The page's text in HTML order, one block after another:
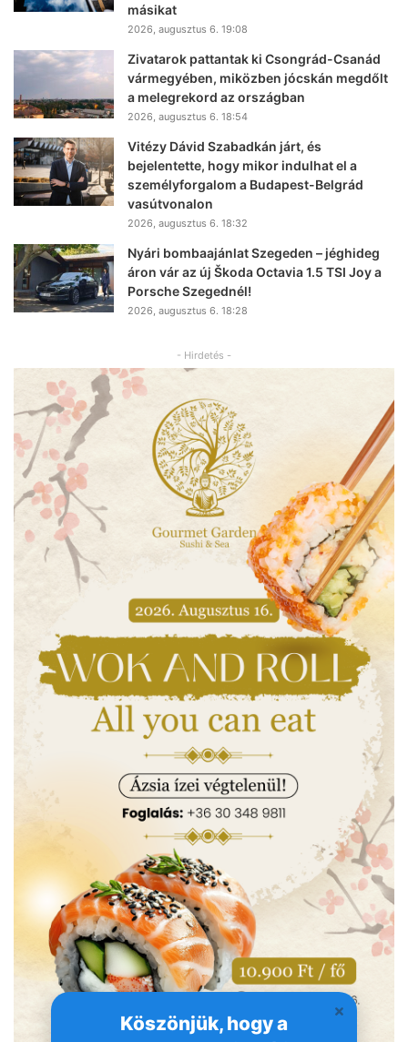
Köszönjük, hogy a
másikat
2026, augusztus 6. 19:08
Zivatarok pattantak ki Csongrád-Csanád
vármegyében, miközben jócskán megdőlt
a melegrekord az országban
2026, augusztus 6. 18:54
Vitézy Dávid Szabadkán járt, és
bejelentette, hogy mikor indulhat el a
személyforgalom a Budapest-Belgrád
vasútvonalon
2026, augusztus 6. 18:32
Nyári bombaajánlat Szegeden – jéghideg
áron vár az új Škoda Octavia 1.5 TSI Joy a
Porsche Szegednél!
2026, augusztus 6. 18:28
- Hirdetés -